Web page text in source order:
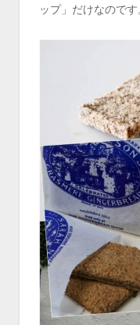
ップ」だけなのです